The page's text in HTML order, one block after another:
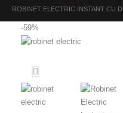
ROBINET ELECTRIC INSTANT CU
-59%